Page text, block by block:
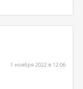
1 ноября 2022 в 12:06